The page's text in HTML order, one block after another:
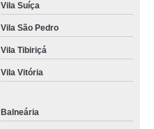
Vila Suíça
Vila São Pedro
Vila Tibiriçá
Vila Vitória
Balneária